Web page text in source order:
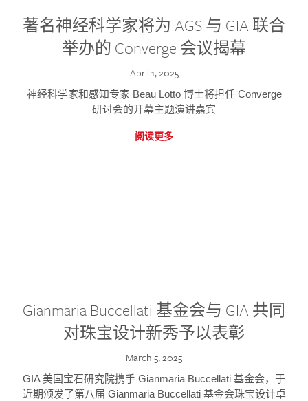
著名神经科学家将为 AGS 与 GIA 联合
举办的 Converge 会议揭幕
April 1, 2025
神经科学家和感知专家 Beau Lotto 博士将担任 Converge
研讨会的开幕主题演讲嘉宾
阅读更多
Gianmaria Buccellati 基金会与 GIA 共同
对珠宝设计新秀予以表彰
March 5, 2025
GIA 美国宝石研究院携手 Gianmaria Buccellati 基金会，于
近期颁发了第八届 Gianmaria Buccellati 基金会珠宝设计卓